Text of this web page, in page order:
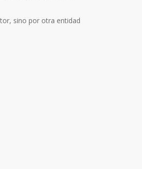
sino por otra entidad